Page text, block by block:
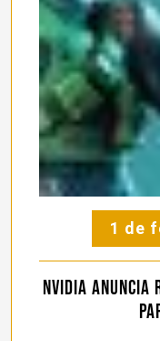
1 de
NVIDIA